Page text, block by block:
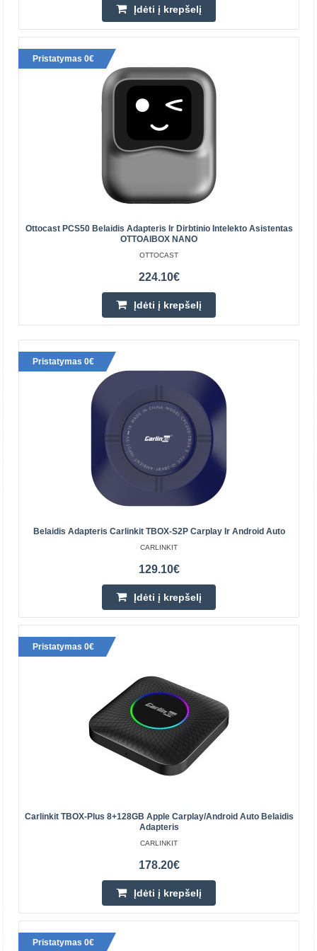
Carlinkit TBOX ULTRA 3 belaidis adapteris CarPlay /
Android Auto programoms
„Carlinkit TBOX ULTRA 3“ belaidis „CarPlay“ / „Android
Auto“ adapteris „Carlinkit TBOX ULTRA 3“ suteikia prieigą
prie visos „Android“ ekosistemos, nereikalauja..
Pridėti prie pageidavimų sąrašo
Ottocast OTTOAIBOX P3 Pro belaidis adapteris
Android telefonams
„Ottocast OTTOAIBOX P3 Pro“ belaidis „Android“
adapteris yra kompaktiškas įrenginys, kurį prijungiate pr..
Prekių Pristatymas 4-6 D.d.
Pridėti prie pageidavimų sąrašo
Įdėti į krepšelį
Pristatymas 0€
Ottocast PCS50 Belaidis Adapteris Ir Dirbtinio Intelekto Asistentas
OTTOAIBOX NANO
OTTOCAST
224.10€
Įdėti į krepšelį
Pristatymas 0€
Belaidis Adapteris Carlinkit TBOX-S2P Carplay Ir Android Auto
CARLINKIT
129.10€
Įdėti į krepšelį
Pristatymas 0€
Carlinkit TBOX-Plus 8+128GB Apple Carplay/Android Auto Belaidis
Adapteris
CARLINKIT
178.20€
Įdėti į krepšelį
Pristatymas 0€